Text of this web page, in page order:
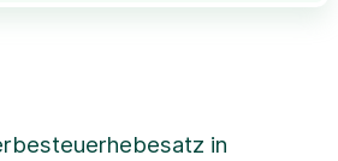
in
©CartoDB,